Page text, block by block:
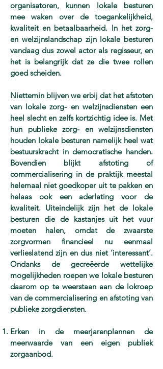
organisatoren, kunnen lokale besturen
mee waken over de toegankelijkheid,
kwaliteit en betaalbaarheid. In het zorg-
en welzijnslandschap zijn lokale besturen
vandaag dus zowel actor als regisseur, en
het is belangrijk dat ze die twee rollen
goed scheiden.
Niettemin blijven we erbij dat het afstoten
van lokale zorg- en welzijnsdiensten een
heel slecht en zelfs kortzichtig idee is. Met
hun publieke zorg- en welzijnsdiensten
houden lokale besturen namelijk heel wat
bestuurskracht in democratische handen.
Bovendien blijkt afstoting of
commercialisering in de praktijk meestal
helemaal niet goedkoper uit te pakken en
helaas ook een aderlating voor de
kwaliteit. Uiteindelijk zijn het de lokale
besturen die de kastanjes uit het vuur
moeten halen, omdat de zwaarste
zorgvormen financieel nu eenmaal
verlieslatend zijn en dus niet ‘interessant’.
Ondanks de gecreëerde wettelijke
mogelijkheden roepen we lokale besturen
daarom op te weerstaan aan de lokroep
van de commercialisering en afstoting van
publieke zorgdiensten.
Erken in de meerjarenplannen de
meerwaarde van een eigen publiek
zorgaanbod.